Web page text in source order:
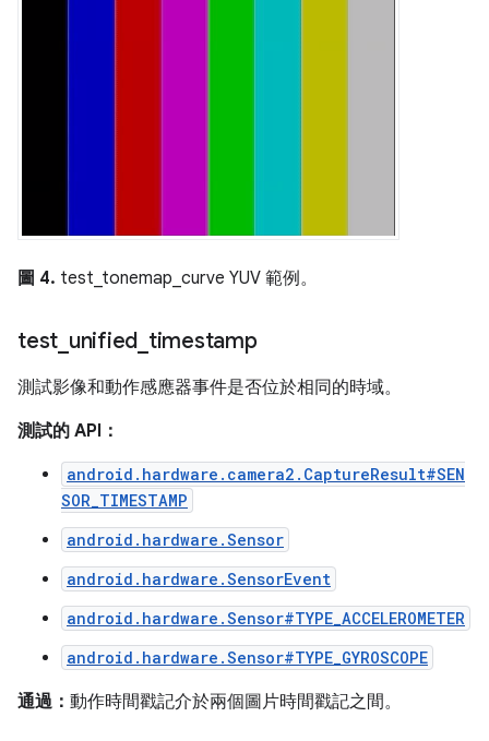
圖 4. test_tonemap_curve YUV 範例。
test unified timestamp
測試影像和動作感應器事件是否位於相同的時域。
測試的 API：
android.hardware.camera2.CaptureResult#SEN
SOR_TIMESTAMP
android.hardware.Sensor
android.hardware.SensorEvent
android.hardware.Sensor#TYPE_ACCELEROMETER
android.hardware.Sensor#TYPE_GYROSCOPE
通過： 動作時間戳記介於兩個圖片時間戳記之間。